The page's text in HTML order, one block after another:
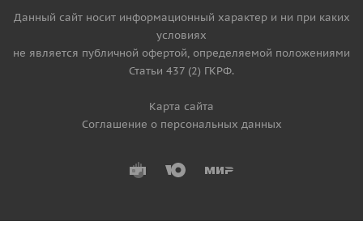
Данный сайт носит информационный характер и ни при каких
условиях
не является публичной офертой, определяемой положениями
Статьи 437 (2) ГКРФ.
Карта сайта
Соглашение о персональных данных